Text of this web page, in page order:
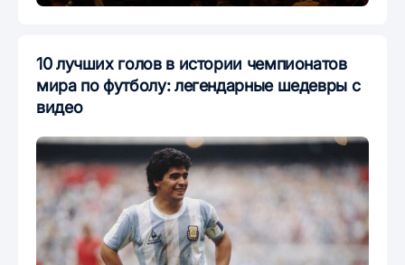
10 лучших голов в истории чемпионатов
мира по футболу: легендарные шедевры с
видео